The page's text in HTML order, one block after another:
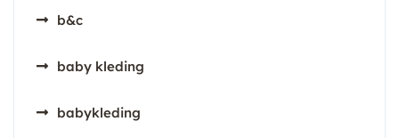
b&c
baby kleding
babykleding